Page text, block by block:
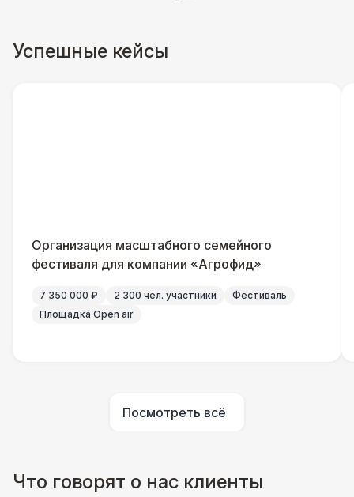
Успешные кейсы
Организация масштабного семейного
фестиваля для компании «Агрофид»
7 350 000 ₽ 2 300 чел. участники
Фестиваль
Площадка Open air
Посмотреть всё
Что говорят о нас клиенты